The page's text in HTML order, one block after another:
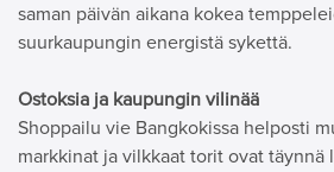
saman päivän aikana kokea
suurkaupungin energistä sykettä.
Ostoksia ja kaupungin vilinää
Shoppailu vie Bangkokissa helposti
markkinat ja vilkkaat torit ovat täynnä